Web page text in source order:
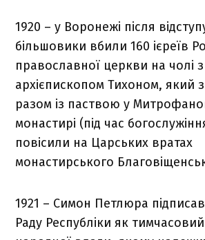
1920 – у Воронежі після
більшовики вбили 160 ієреїв
православної церкви на чолі з
архієпископом Тихоном, який
разом із паствою у
монастирі (під час
повісили на Царських вратах
монастирського
1921 – Симон Петлюра
Раду Республіки як